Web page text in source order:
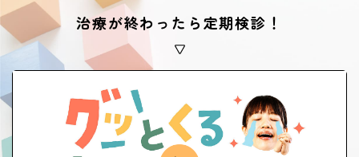
治療が終わったら定期検診！